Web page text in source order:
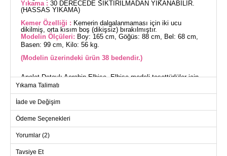
Yıkama : 30 DERECEDE SIKTIRILMADAN YIKANABİLİR.
(HASSAS YIKAMA)
Kemer Özelliği : Kemerin dalgalanmaması için iki ucu
dikilmiş, orta kısım boş (dikişsiz) bırakılmıştır.
Modelin Ölçüleri: Boy: 165 cm, Göğüs: 88 cm, Bel: 68 cm,
Basen: 99 cm, Kilo: 56 kg.
(Modelin üzerindeki ürün 38 bedendir.)
Apolet Detaylı Aerobin Elbise, Elbise modeli tesettürlüler için
uygundur. Aerobin kumaştan üretilen bu şık elbise, dört
yakası ve yarım düğmeli ön kısmı ile modern bir görünüm
sunar. İç göstermeyen astarsız tasarımıyla konforlu bir
kullanım sağlar. Ürün beli dikişli ve manşetlerde aktif apolet
düğmeleri bulunur. Kemer, dalgalanmayı önlemek amacıyla
dikilmiş uçlara sahiptir ve isteğe bağlı olarak çıkarılabilir. Bu
elbise hem şık hem de fonksiyonel bir seçimdir.
ELBİSE BEDEN ÖLÇÜLERİ
Yıkama Talimatı
İade ve Değişim
Ödeme Seçenekleri
Yorumlar (2)
Tavsiye Et